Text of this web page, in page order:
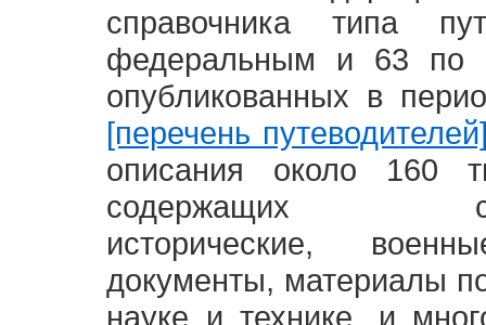
справочника типа
федеральным и 63 по
опубликованных в
[перечень
описания около 160
содержащих
исторические,
документы, материалы
науке и технике, и